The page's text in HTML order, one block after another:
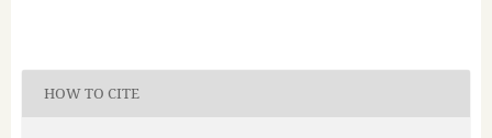
HOW TO CITE